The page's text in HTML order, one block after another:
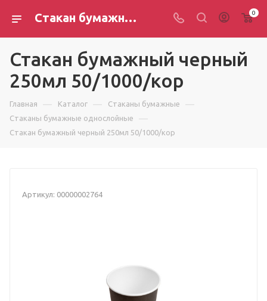
Стакан бумажный черный 250мл 50/1000/кор 0
Стакан бумажный черный
250мл 50/1000/кор
Главная — Каталог — Стаканы бумажные —
Стаканы бумажные однослойные —
Стакан бумажный черный 250мл 50/1000/кор
Артикул: 00000002764